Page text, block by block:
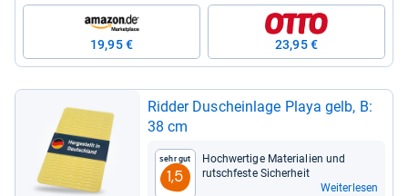
19,95 € 23,95 €
Rid­der Duschein­lage Playa gelb, B:
38 cm
Sehr gut
1,5
Hoch­wer­tige Mate­ria­lien und
rutsch­feste Sicher­heit
Weiterlesen